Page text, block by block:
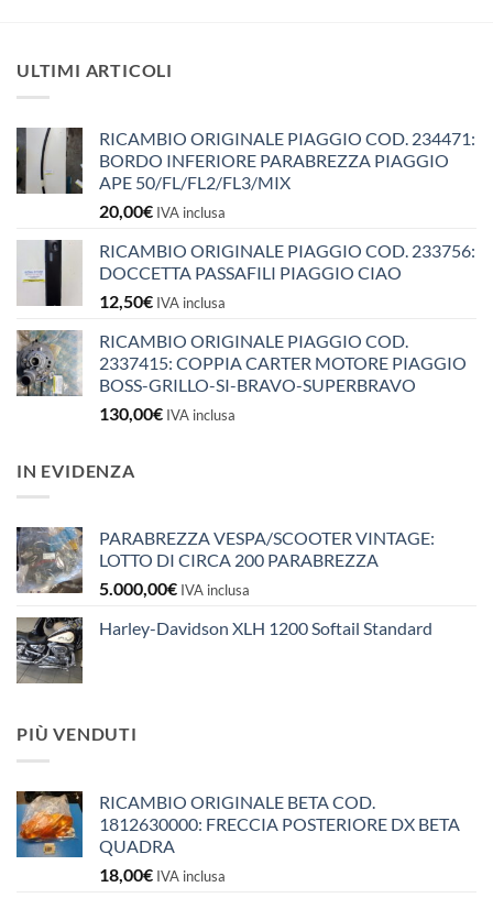
ULTIMI ARTICOLI
RICAMBIO ORIGINALE PIAGGIO COD. 234471:
BORDO INFERIORE PARABREZZA PIAGGIO
APE 50/FL/FL2/FL3/MIX
20,00€ IVA inclusa
RICAMBIO ORIGINALE PIAGGIO COD. 233756:
DOCCETTA PASSAFILI PIAGGIO CIAO
12,50€ IVA inclusa
RICAMBIO ORIGINALE PIAGGIO COD.
2337415: COPPIA CARTER MOTORE PIAGGIO
BOSS-GRILLO-SI-BRAVO-SUPERBRAVO
130,00€ IVA inclusa
IN EVIDENZA
PARABREZZA VESPA/SCOOTER VINTAGE:
LOTTO DI CIRCA 200 PARABREZZA
5.000,00€ IVA inclusa
Harley-Davidson XLH 1200 Softail Standard
PIÙ VENDUTI
RICAMBIO ORIGINALE BETA COD.
1812630000: FRECCIA POSTERIORE DX BETA
QUADRA
18,00€ IVA inclusa